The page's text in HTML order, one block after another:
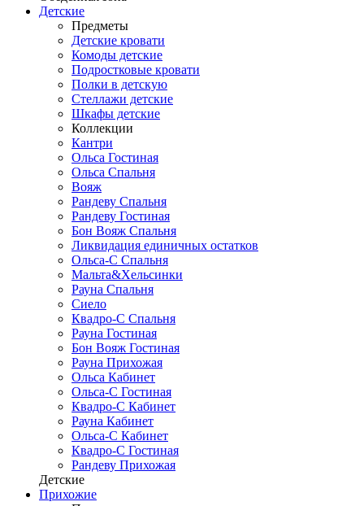
Детские
Предметы
Детские кровати
Комоды детские
Подростковые кровати
Полки в детскую
Стеллажи детские
Шкафы детские
Коллекции
Кантри
Ольса Гостиная
Ольса Спальня
Вояж
Рандеву Спальня
Рандеву Гостиная
Бон Вояж Спальня
Ликвидация единичных остатков
Ольса-С Спальня
Мальта&Хельсинки
Рауна Спальня
Сиело
Квадро-С Спальня
Рауна Гостиная
Бон Вояж Гостиная
Рауна Прихожая
Ольса Кабинет
Ольса-С Гостиная
Квадро-С Кабинет
Рауна Кабинет
Ольса-С Кабинет
Квадро-С Гостиная
Рандеву Прихожая
Детские
Прихожие